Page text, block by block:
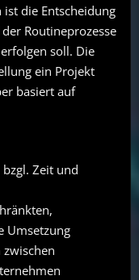
ist die Entscheidung
Routineprozesse
soll. Die
ein Projekt
basiert auf
Zeit und
Umsetzung